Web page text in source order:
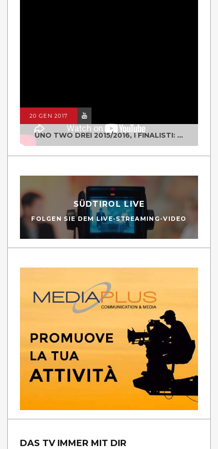
20 GEN 2017
UNO TWO DREI 2015/2016, I FINALISTI: CLASSE IV ALS ISTITUTO "DEGASPERI" BORGO VALSUGANA
SÜDTIROL LIVE
FOLGEN SIE DEM LIVE-STREAMING-VIDEO
DAS TV IMMER MIT DIR